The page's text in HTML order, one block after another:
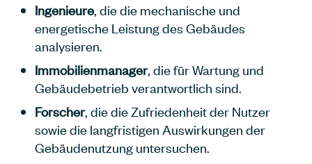
Ingenieure, die die mechanische und
energetische Leistung des Gebäudes
analysieren.
Immobilienmanager, die für Wartung und
Gebäudebetrieb verantwortlich sind.
Forscher, die die Zufriedenheit der Nutzer
sowie die langfristigen Auswirkungen der
Gebäudenutzung untersuchen.